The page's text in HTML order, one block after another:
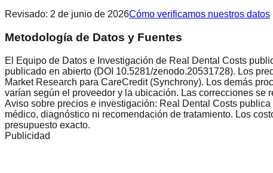
Revisado: 2 de junio de 2026Cómo verificamos nuestros datos
Metodología de Datos y Fuentes
El Equipo de Datos e Investigación de Real Dental Costs
publicado en abierto (DOI 10.5281/zenodo.20531728). Los
Market Research para CareCredit (Synchrony). Los demás
varían según el proveedor y la ubicación. Las correcciones se
Aviso sobre precios e investigación: Real Dental Costs
médico, diagnóstico ni recomendación de tratamiento. Los
presupuesto exacto.
Publicidad